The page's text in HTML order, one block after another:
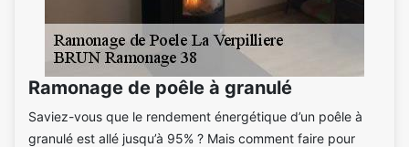
Ramonage de poêle à granulé
Saviez-vous que le rendement énergétique d’un poêle à
granulé est allé jusqu’à 95% ? Mais comment faire pour